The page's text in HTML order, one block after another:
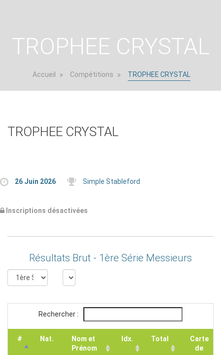
TROPHEE CRYSTAL
Accueil Compétitions TROPHEE CRYSTAL
TROPHEE CRYSTAL
26 Juin 2026 Simple Stableford
Inscriptions désactivées
Résultats Brut - 1ère Série Messieurs
Rechercher :
# Nat.
Nom et
Prénom
Idx. Total
Carte
de